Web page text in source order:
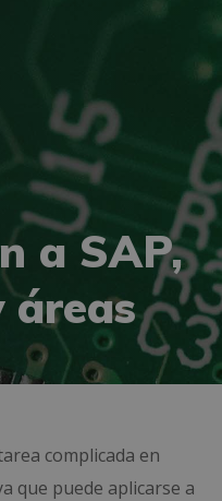
a SAP,
áreas
complicada en
que puede aplicarse a